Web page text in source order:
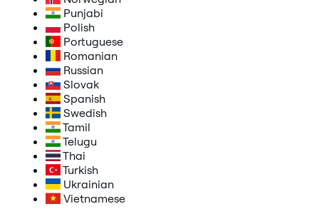
Punjabi
Polish
Portuguese
Romanian
Russian
Slovak
Spanish
Swedish
Tamil
Telugu
Thai
Turkish
Ukrainian
Vietnamese